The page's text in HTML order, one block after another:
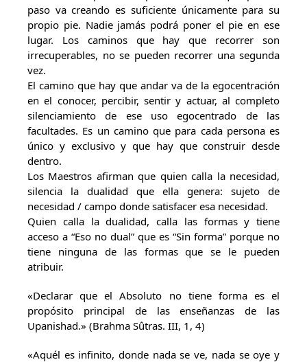
paso va creando es suficiente únicamente para su
propio pie. Nadie jamás podrá poner el pie en ese
lugar. Los caminos que hay que recorrer son
irrecuperables, no se pueden recorrer una segunda
vez.
El camino que hay que andar va de la egocentración
en el conocer, percibir, sentir y actuar, al completo
silenciamiento de ese uso egocentrado de las
facultades. Es un camino que para cada persona es
único y exclusivo y que hay que construir desde
dentro.
Los Maestros afirman que quien calla la necesidad,
silencia la dualidad que ella genera: sujeto de
necesidad / campo donde satisfacer esa necesidad.
Quien calla la dualidad, calla las formas y tiene
acceso a “Eso no dual” que es “Sin forma” porque no
tiene ninguna de las formas que se le pueden
atribuir.
«Declarar que el Absoluto no tiene forma es el
propósito principal de las enseñanzas de las
Upanishad.» (Brahma Sûtras. III, 1, 4)
«Aquél es infinito, donde nada se ve, nada se oye y